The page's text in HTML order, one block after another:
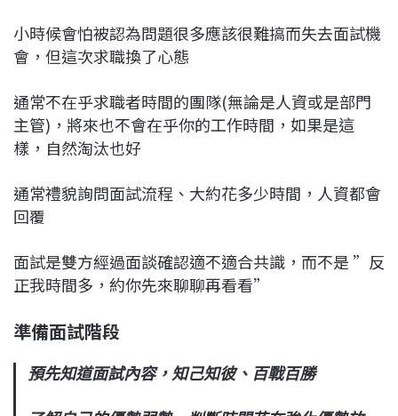
小時候會怕被認為問題很多應該很難搞而失去面試機
會，但這次求職換了心態
通常不在乎求職者時間的團隊(無論是人資或是部門
主管)，將來也不會在乎你的工作時間，如果是這
樣，自然淘汰也好
通常禮貌詢問面試流程、大約花多少時間，人資都會
回覆
面試是雙方經過面談確認適不適合共識，而不是 ”反
正我時間多，約你先來聊聊再看看”
準備面試階段
預先知道面試內容，知己知彼、百戰百勝